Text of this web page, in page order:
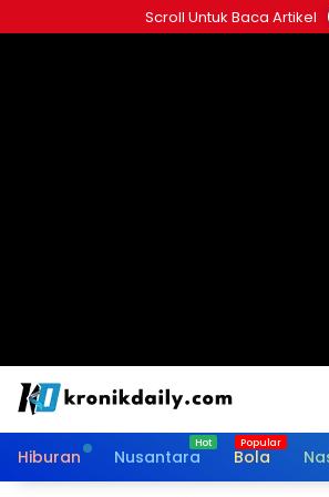
ke
Scroll Untuk Baca Artikel
Hiburan Nusantara Bola